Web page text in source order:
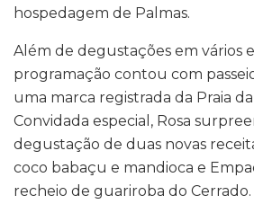
hospedagem de Palmas.
Além de degustações em vários
programação contou com
uma marca registrada da Praia da
Convidada especial, Rosa
degustação de duas novas
coco babaçu e mandioca e
recheio de guariroba do Cerrado.